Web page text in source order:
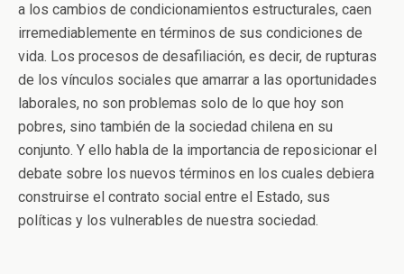
a los cambios de condicionamientos estructurales, caen
irremediablemente en términos de sus condiciones de
vida. Los procesos de desafiliación, es decir, de rupturas
de los vínculos sociales que amarrar a las oportunidades
laborales, no son problemas solo de lo que hoy son
pobres, sino también de la sociedad chilena en su
conjunto. Y ello habla de la importancia de reposicionar el
debate sobre los nuevos términos en los cuales debiera
construirse el contrato social entre el Estado, sus
políticas y los vulnerables de nuestra sociedad.